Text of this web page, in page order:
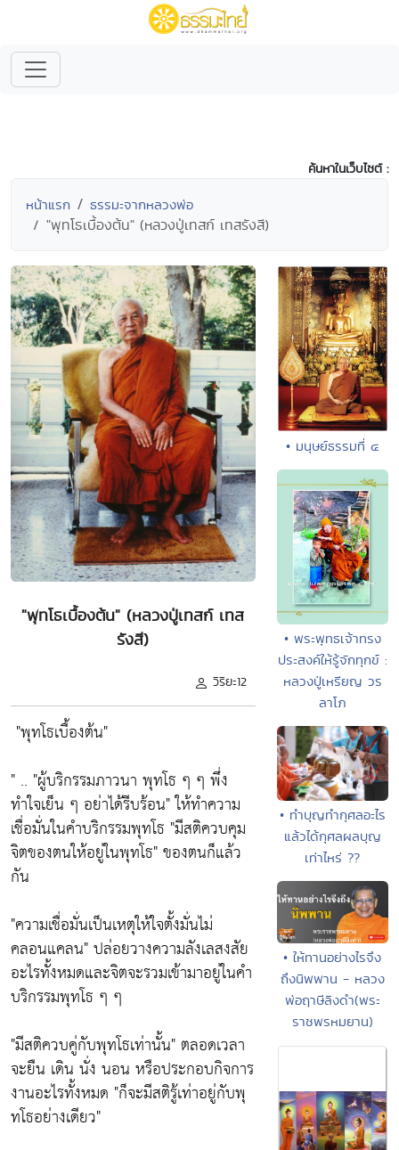
ค้นหาในเว็บไซต์ :
หน้าแรก ธรรมะจากหลวงพ่อ
"พุทโธเบื้องต้น" (หลวงปู่เทสก์ เทสรังสี)
"พุทโธเบื้องต้น" (หลวงปู่เทสก์ เทส
รังสี)
วิริยะ12
"พุทโธเบื้องต้น"
" .. "ผู้บริกรรมภาวนา พุทโธ ๆ ๆ พึ่ง
ทำใจเย็น ๆ อย่าได้รีบร้อน"ให้ทำความ
เชื่อมั่นในคำบริกรรมพุทโธ "มีสติควบคุม
จิตของตนให้อยู่ในพุทโธ"ของตนก็แล้ว
กัน
"ความเชื่อมั่นเป็นเหตุให้ใจตั้งมั่นไม่
คลอนแคลน"ปล่อยวางความลังเลสงสัย
อะไรทั้งหมดและจิตจะรวมเข้ามาอยู่ในคำ
บริกรรมพุทโธ ๆ ๆ
"มีสติควบคู่กับพุทโธเท่านั้น"ตลอดเวลา
จะยืน เดิน นั่ง นอน หรือประกอบกิจการ
งานอะไรทั้งหมด "ก็จะมีสติรู้เท่าอยู่กับพุ
ทโธอย่างเดียว"
• มนุษย์ธรรมที่ ๔
• พระพุทธเจ้าทรง
ประสงค์ให้รู้จักทุกข์ :
หลวงปู่เหรียญ วร
ลาโภ
• ทำบุญทำกุศลอะไร
แล้วได้กุศลผลบุญ
เท่าไหร่ ??
• ให้ทานอย่างไรจึง
ถึงนิพพาน - หลวง
พ่อฤาษีลิงดำ(พระ
ราชพรหมยาน)